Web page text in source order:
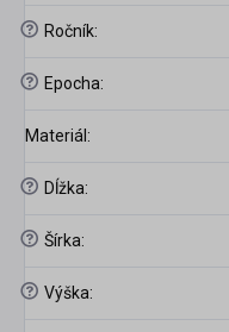
? Ročník:
? Epocha:
Materiál :
? Dĺžka:
? Šírka:
? Výška: